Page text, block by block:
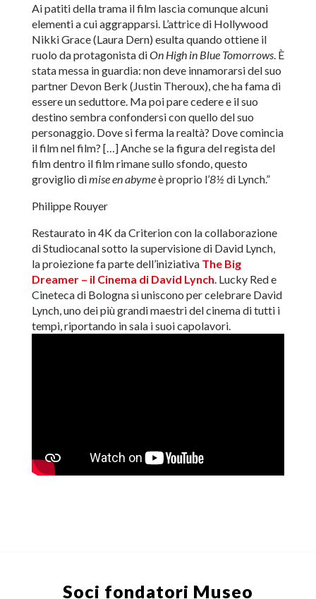
Ai patiti della trama il film lascia comunque alcuni
elementi a cui aggrapparsi. L’attrice di Hollywood
Nikki Grace (Laura Dern) esulta quando ottiene il
ruolo da protagonista diOn High in Blue Tomorrows. È
stata messa in guardia: non deve innamorarsi del suo
partner Devon Berk (Justin Theroux), che ha fama di
essere un seduttore. Ma poi pare cedere e il suo
destino sembra confondersi con quello del suo
personaggio. Dove si ferma la realtà? Dove comincia
il film nel film? […] Anche se la figura del regista del
film dentro il film rimane sullo sfondo, questo
groviglio dimise en abymeè proprio l’8½ di Lynch.”
Philippe Rouyer
Restaurato in 4K da Criterion con la collaborazione
di Studiocanal sotto la supervisione di David Lynch,
la proiezione fa parte dell’iniziativa The Big
Dreamer – il Cinema di David Lynch. Lucky Red e
Cineteca di Bologna si uniscono per celebrare David
Lynch, uno dei più grandi maestri del cinema di tutti i
tempi, riportando in sala i suoi capolavori.
Soci fondatori Museo